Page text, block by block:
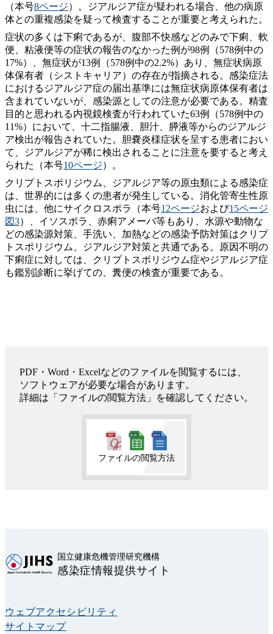
（本号8ページ）。ジアルジア症が疑われる場合、他の病原
体との重複感染を疑って検査することが重要と考えられた。
症状の多くは下痢であるが、腹部不快感などのみで下痢、軟
便、粘液便等の症状の報告のなかった例が98例（578例中の
17%）、無症状が13例（578例中の2.2%）あり、無症状病原
体保有者（シストキャリア）の存在が指摘される。感染症法
におけるジアルジア症の届出基準には無症状病原体保有者は
含まれていないが、感染源としての注意が必要である。精査
目的と思われる内視鏡検査が行われていた63例（578例中の
11%）において、十二指腸液、胆汁、膵液等からのジアルジ
ア検出が報告されていた。胆嚢炎様症状を呈する患者におい
て、ジアルジアが稀に検出されることに注意を要すると考え
られた（本号10ページ）。
クリプトスポリジウム、ジアルジア等の原虫類による感染症
は、世界的には多くの患者が発生している。消化管寄生性原
虫には、他にサイクロスポラ（本号12ページおよび15ページ
図3）、イソスポラ、赤痢アメーバ等もあり、水源や動物な
どの感染源対策、手洗い、加熱などの感染予防対策はクリプ
トスポリジウム、ジアルジア対策と共通である。原因不明の
下痢症に対しては、クリプトスポリジウム症やジアルジア症
も鑑別診断に挙げての、糞便の検査が重要である。
PDF・Word・Excelなどのファイルを閲覧するには、
ソフトウェアが必要な場合があります。
詳細は「ファイルの閲覧方法」を確認してください。
ファイルの閲覧方法
国立健康危機管理研究機構
感染症情報提供サイト
ウェブアクセシビリティ
サイトマップ